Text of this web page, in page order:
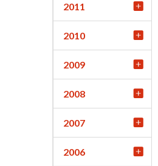
2011
2010
2009
2008
2007
2006